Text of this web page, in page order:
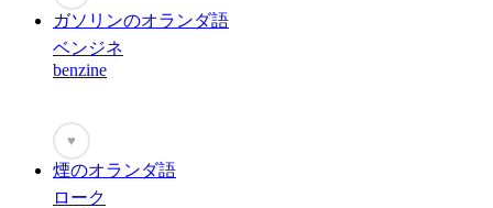
ガソリンのオランダ語
ベンジネ
benzine
♥
煙のオランダ語
ローク